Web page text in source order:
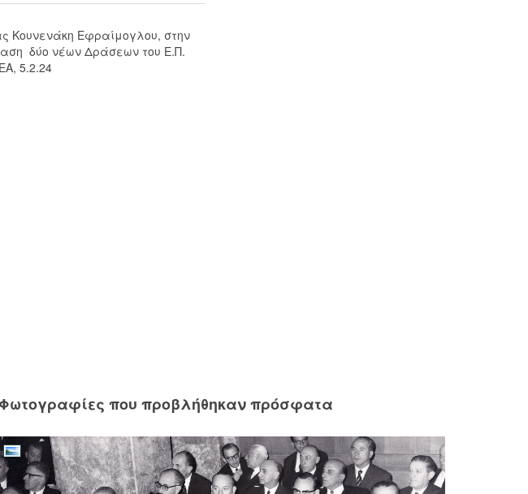
Κουνενάκη Εφραίμογλου, στην
δύο νέων Δράσεων του Ε.Π.
5.2.24
Φωτογραφίες που προβλήθηκαν πρόσφατα